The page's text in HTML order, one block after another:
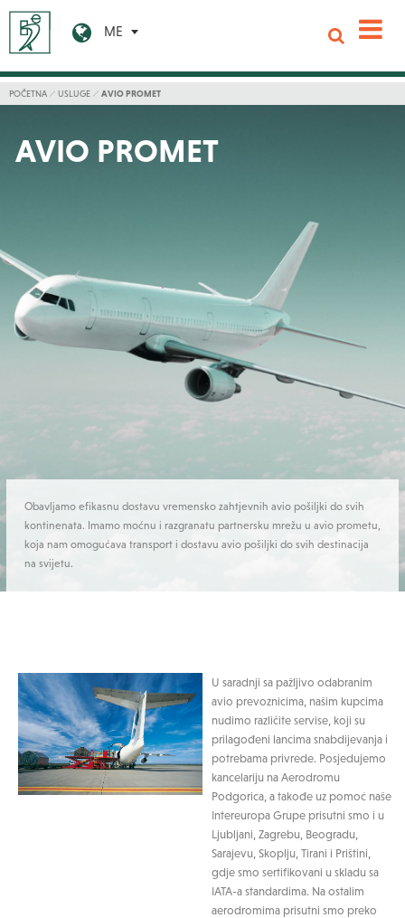
ME
POČETNA USLUGE AVIO PROMET
AVIO PROMET
Obavljamo efikasnu dostavu vremensko zahtjevnih avio pošiljki do svih
kontinenata. Imamo moćnu i razgranatu partnersku mrežu u avio prometu,
koja nam omogućava transport i dostavu avio pošiljki do svih destinacija
na svijetu.
U saradnji sa pažljivo odabranim
avio prevoznicima, našim kupcima
nudimo različite servise, koji su
prilagođeni lancima snabdijevanja i
potrebama privrede. Posjedujemo
kancelariju na Aerodromu
Podgorica, a takođe uz pomoć naše
Intereuropa Grupe prisutni smo i u
Ljubljani, Zagrebu, Beogradu,
Sarajevu, Skoplju, Tirani i Prištini,
gdje smo sertifikovani u skladu sa
IATA-a standardima. Na ostalim
aerodromima prisutni smo preko